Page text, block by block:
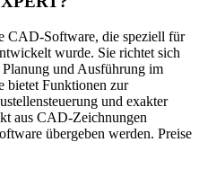
Software, die speziell für
wurde. Sie richtet sich
und Ausführung im
bietet Funktionen zur
und exakter
aus CAD-Zeichnungen
übergeben werden. Preise